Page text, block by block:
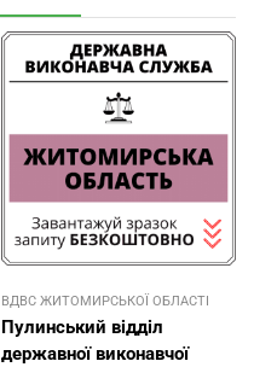
ВДВС ЖИТОМИРСЬКОЇ ОБЛАСТІ
Пулинський відділ
державної виконавчої